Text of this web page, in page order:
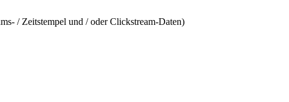
/ Zeitstempel und / oder Clickstream-Daten)